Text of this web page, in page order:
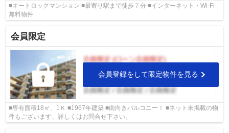
■オートロックマンション ■最寄り駅まで徒歩７分 ■インターネット・Wi-Fi
無料物件
会員限定
会員登録をして限定物件を見る
■専有面積18㎡、1Ｋ ■1967年建築 ■南向きバルコニー！ ■ネット未掲載の物
件もございます、詳しくはお問合せ下さい。